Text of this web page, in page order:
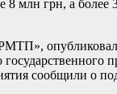
8 млн грн, а
сообщили о